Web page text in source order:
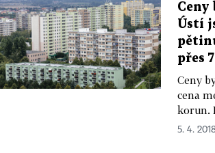
Ceny
Ústí
přes
Ceny
cena
korun.
5. 4.